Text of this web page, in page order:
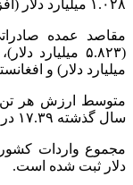
۱.۰۲۸ میلیارد دلار (افزایش ۰.۰۸
مقاصد عمده
میلیارد دلار) و افغانستان (۱.۴۰۵ میلیارد
متوسط ارزش هر تن
سال گذشته ۱۷.۳۹ درصد کاهش دارد.
دلار ثبت شده است.